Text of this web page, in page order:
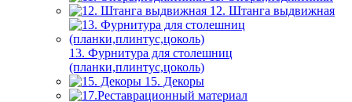
12. Штанга выдвижная
13. Фурнитура для столешниц
(планки,плинтус,цоколь)
15. Декоры